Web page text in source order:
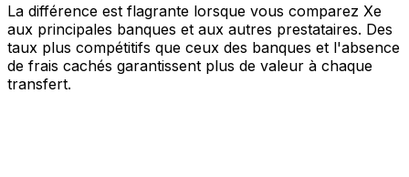
La différence est flagrante lorsque vous comparez Xe
aux principales banques et aux autres prestataires. Des
taux plus compétitifs que ceux des banques et l'absence
de frais cachés garantissent plus de valeur à chaque
transfert.